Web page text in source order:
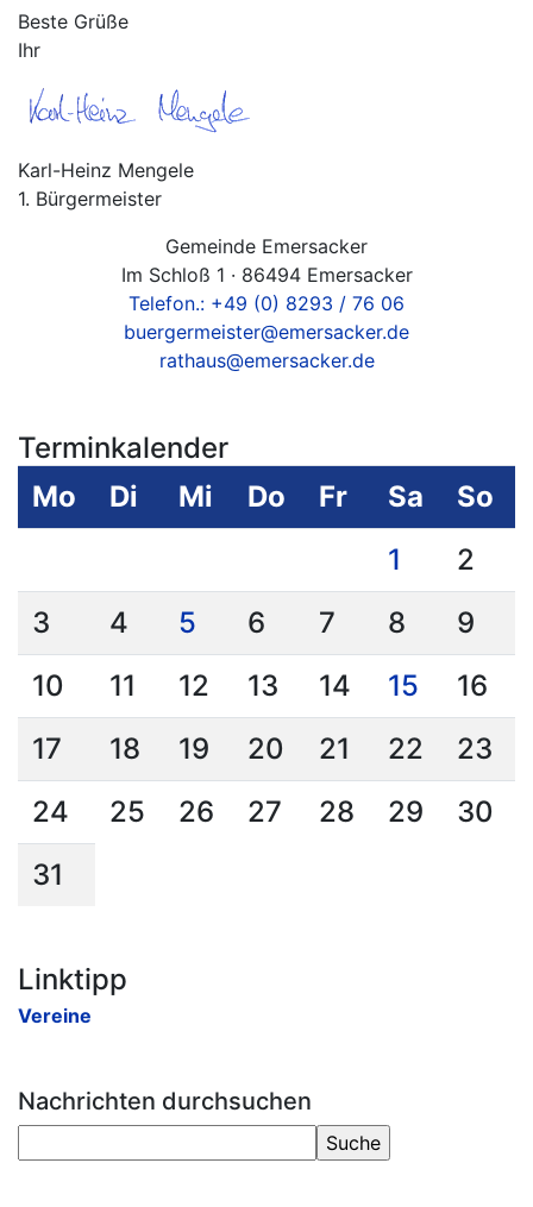
Beste Grüße
Ihr
Karl-Heinz Mengele
1. Bürgermeister
Gemeinde Emersacker
Im Schloß 1 · 86494 Emersacker
Telefon.: +49 (0) 8293 / 76 06
buergermeister@emersacker.de
rathaus@emersacker.de
Terminkalender
Mo
Di Mi Do Fr Sa
So
1
2
3
4 5 6 7 8
9
10
11 12 13 14 15
16
17
18 19 20 21 22
23
24
25 26 27 28 29
30
31
Linktipp
Vereine
Nachrichten durchsuchen